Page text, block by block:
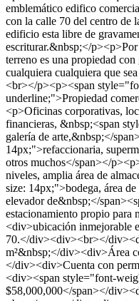
emblemático edifico
con la calle 70 del centro de
edificio esta libre de
escriturar.&nbsp;</
terreno es una propiedad
cualquiera cualquiera que
<br></p><p><span
underline;">Propiedad
<p>Oficinas corporativas,
financieras, &nbsp;<span
galería de arte,&nbsp;</
14px;">refaccionaria,
otros muchos</span></
niveles, amplia área de
size: 14px;">bodega, área
elevador de&nbsp;</
estacionamiento propio para
<div>ubicación inmejorable
70.</div><div><br></
m²&nbsp;</div><div>Área
</div><div>Cuenta con
<div><span style="font-
$58,000,000</span></